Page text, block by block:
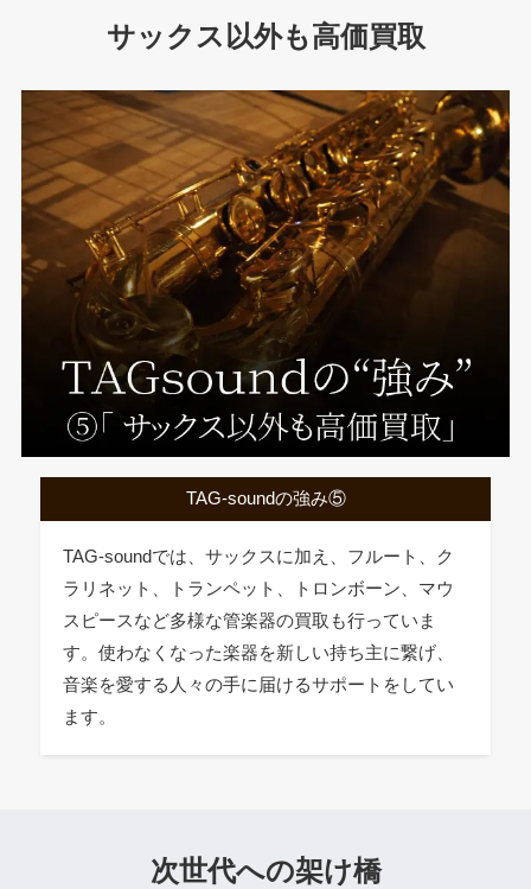
サックス以外も高価買取
TAG-soundの強み⑤
TAG-soundでは、サックスに加え、フルート、ク
ラリネット、トランペット、トロンボーン、マウ
スピースなど多様な管楽器の買取も行っていま
す。使わなくなった楽器を新しい持ち主に繋げ、
音楽を愛する人々の手に届けるサポートをしてい
ます。
次世代への架け橋